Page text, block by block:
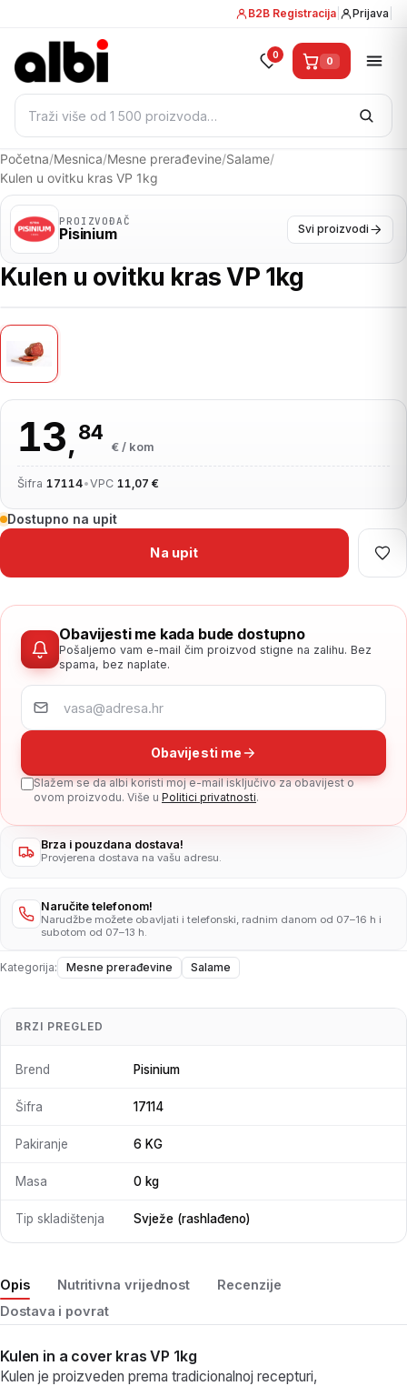
B2B Registracija Prijava
Pretraži:
0 0
Početna/Mesnica/Mesne prerađevine/Salame/
Kulen u ovitku kras VP 1kg
PROIZVOĐAČ
Pisinium Svi proizvodi
Kulen u ovitku kras VP 1kg
13,84
€ / kom
Šifra 17114•VPC 11,07 €
Dostupno na upit
Na upit
Obavijesti me kada bude dostupno
Pošaljemo vam e-mail čim proizvod stigne na zalihu. Bez
spama, bez naplate.
Obavijesti me
Slažem se da albi koristi moj e-mail isključivo za obavijest o
ovom proizvodu. Više u Politici privatnosti.
Brza i pouzdana dostava!
Provjerena dostava na vašu adresu.
Naručite telefonom!
Narudžbe možete obavljati i telefonski, radnim danom od 07–16 h i
subotom od 07–13 h.
Kategorija: Mesne prerađevine Salame
Opis Nutritivna vrijednost
Recenzije
Dostava i povrat
Kulen in a cover kras VP 1kg
Kulen je proizveden prema tradicionalnoj recepturi,
BRZI PREGLED
Brend Pisinium
Šifra 17114
Pakiranje 6 KG
Masa 0 kg
Tip skladištenja Svježe (rashlađeno)